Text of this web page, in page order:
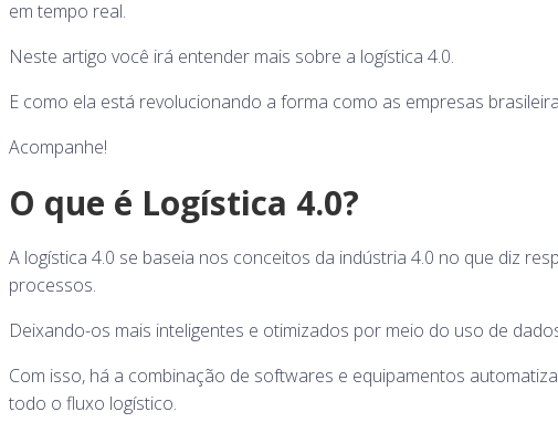
em tempo real.
Neste artigo você irá entender mais sobre a logística 4.0.
E como ela está revolucionando a forma como as empresas
Acompanhe!
O que é Logística 4.0?
A logística 4.0 se baseia nos conceitos da indústria 4.0 no que diz
processos.
Deixando-os mais inteligentes e otimizados por meio do uso de
Com isso, há a combinação de softwares e equipamentos
todo o fluxo logístico.